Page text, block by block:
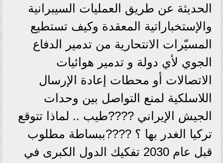
الحديثة عن طريق العمليات السيبرانية
والإستخباراتية المعقدة وكيف تستطيع
المسيّرات الانتحارية من تدمير الدفاع
الجوي لأي دولة و تدمير هوائيات
الاتصالات أو محطات إعادة الإرسال
اللاسلكية لمنع التواصل بين وحدات
الجيش الإيراني ????طيب .. لماذا تتوقع
تركيا الغدر بها ؟ ????ببساطة مطلوب
قبل عام 2030 تفكيك الدول الكبرى في